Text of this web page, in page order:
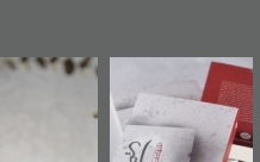
"حماة الباب الأخير":
الإصدار الأول عن
اعتصام الدراز
تصنيف
للوثائق
يقدمه